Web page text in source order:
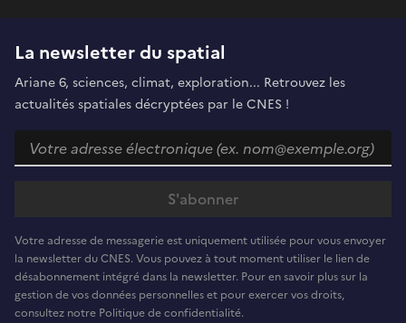
La newsletter du spatial
Ariane 6, sciences, climat, exploration... Retrouvez les
actualités spatiales décryptées par le CNES !
Votre adresse de messagerie est uniquement utilisée pour vous envoyer
la newsletter du CNES. Vous pouvez à tout moment utiliser le lien de
désabonnement intégré dans la newsletter. Pour en savoir plus sur la
gestion de vos données personnelles et pour exercer vos droits,
consultez notre Politique de confidentialité.